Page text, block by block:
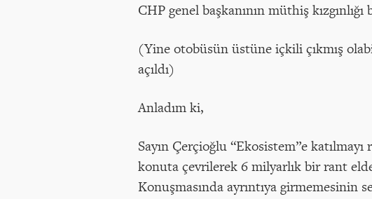
CHP genel başkanının müthiş
(Yine otobüsün üstüne içkili çıkmış
açıldı)
Anladım ki,
Sayın Çerçioğlu “Ekosistem”e
konuta çevrilerek 6 milyarlık bir rant
Konuşmasında ayrıntıya girmemesinin